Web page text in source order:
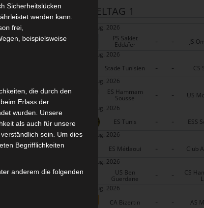
SPIELTAG 1
22 Aug. 2026
PS Sakiet
Eddaïer - -
JS
22 Aug. 2026
Stade Tunisien
- -
CS
22 Aug. 2026
ES Hammam
Sousse - -
US
22 Aug. 2026
ES Tunis
- -
ESS
22 Aug. 2026
ES Métlaoui
- -
Club
22 Aug. 2026
US Ben
Guerdane - - CS
22 Aug. 2026
CA Bizertin
- -
AS
Sicherheitslücken
werden kann.
frei,
beispielsweise
die durch den
Erlass der
wurden. Unsere
als auch für unsere
sein. Um dies
Begrifflichkeiten
anderem die folgenden